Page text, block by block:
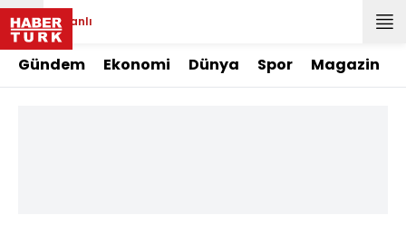
Canlı
Gündem Ekonomi Dünya Spor Magazin